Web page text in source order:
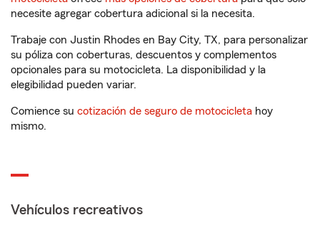
necesite agregar cobertura adicional si la necesita.
Trabaje con Justin Rhodes en Bay City, TX, para personalizar
su póliza con coberturas, descuentos y complementos
opcionales para su motocicleta. La disponibilidad y la
elegibilidad pueden variar.
Comience su cotización de seguro de motocicleta hoy
mismo.
Vehículos recreativos